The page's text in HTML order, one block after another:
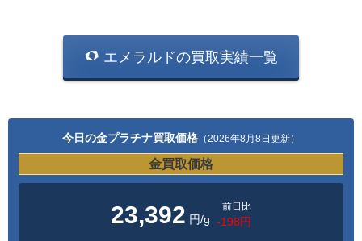
エメラルドの買取実績一覧
今日の金プラチナ買取価格 （2026年8月8日更新）
金買取価格
23,392 円/g
前日比
-198円